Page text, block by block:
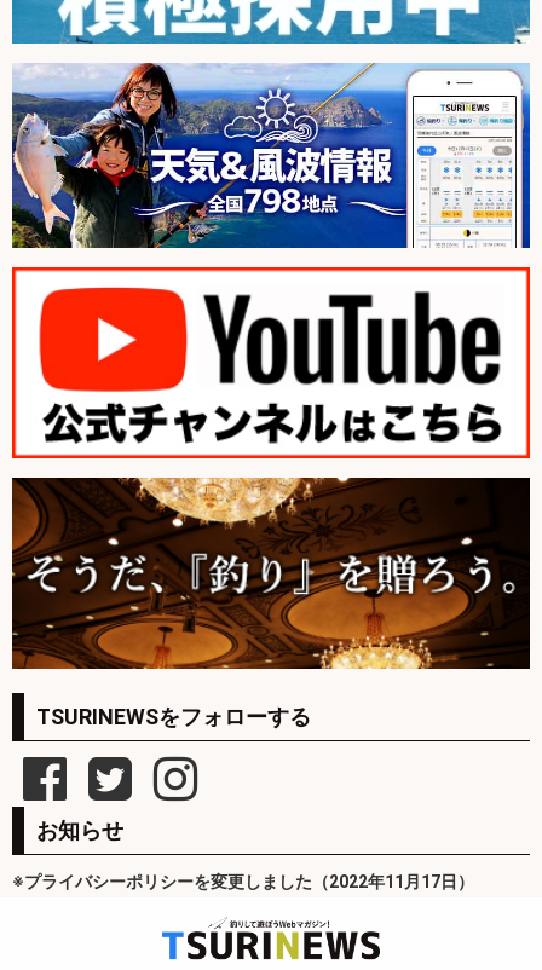
TSURINEWSをフォローする
お知らせ
※プライバシーポリシーを変更しました（2022年11月17日）